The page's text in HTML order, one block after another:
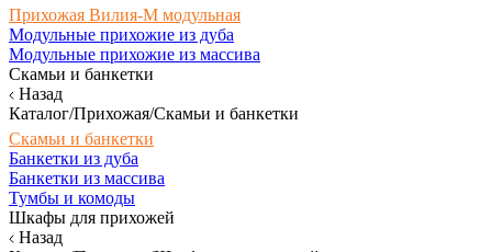
Прихожая Вилия-М модульная
Модульные прихожие из дуба
Модульные прихожие из массива
Скамьи и банкетки
Назад
Каталог/Прихожая/Скамьи и банкетки
Скамьи и банкетки
Банкетки из дуба
Банкетки из массива
Тумбы и комоды
Шкафы для прихожей
Назад